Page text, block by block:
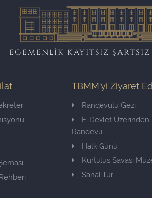
EGEMENLİK KAYITSIZ
TBMM'yi Ziyaret
Randevulu Gezi
E-Devlet Üzerinden
Randevu
Halk Günü
Kurtuluş Savaşı
Sanal Tur